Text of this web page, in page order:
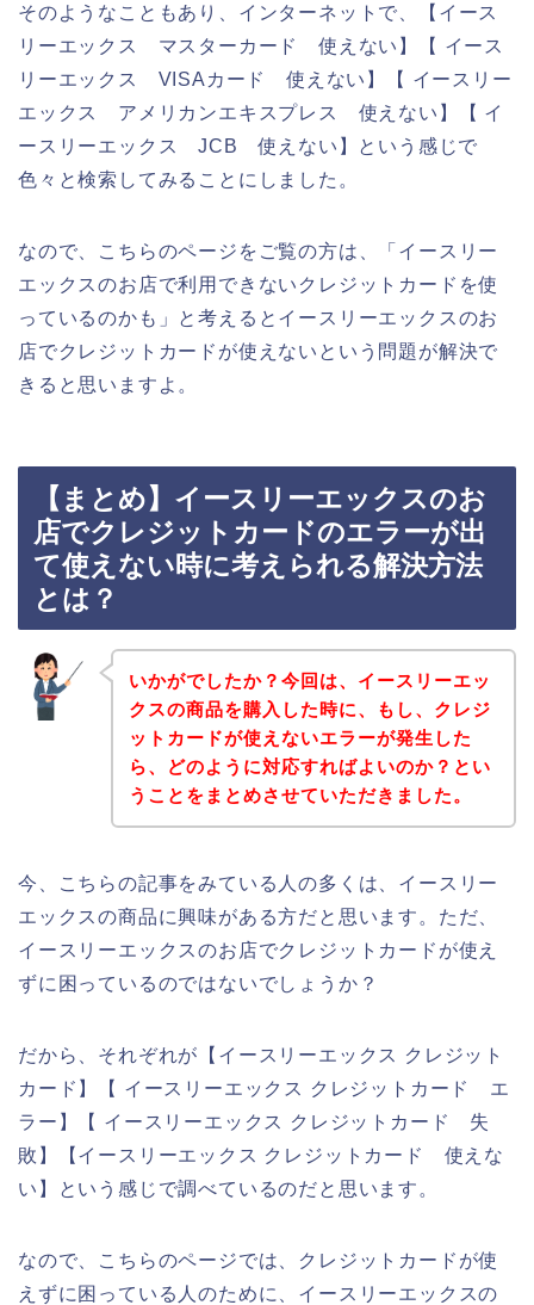
そのようなこともあり、インターネットで、【イース
リーエックス マスターカード 使えない】【 イース
リーエックス VISAカード 使えない】【 イースリー
エックス アメリカンエキスプレス 使えない】【 イ
ースリーエックス JCB 使えない】という感じで
色々と検索してみることにしました。
なので、こちらのページをご覧の方は、「イースリー
エックスのお店で利用できないクレジットカードを使
っているのかも」と考えるとイースリーエックスのお
店でクレジットカードが使えないという問題が解決で
きると思いますよ。
【まとめ】イースリーエックスのお
店でクレジットカードのエラーが出
て使えない時に考えられる解決方法
とは？
いかがでしたか？今回は、イースリーエッ
クスの商品を購入した時に、もし、クレジ
ットカードが使えないエラーが発生した
ら、どのように対応すればよいのか？とい
うことをまとめさせていただきました。
今、こちらの記事をみている人の多くは、イースリー
エックスの商品に興味がある方だと思います。ただ、
イースリーエックスのお店でクレジットカードが使え
ずに困っているのではないでしょうか？
だから、それぞれが【イースリーエックス クレジット
カード】【 イースリーエックス クレジットカード エ
ラー】【 イースリーエックス クレジットカード 失
敗】【イースリーエックス クレジットカード 使えな
い】という感じで調べているのだと思います。
なので、こちらのページでは、クレジットカードが使
えずに困っている人のために、イースリーエックスの